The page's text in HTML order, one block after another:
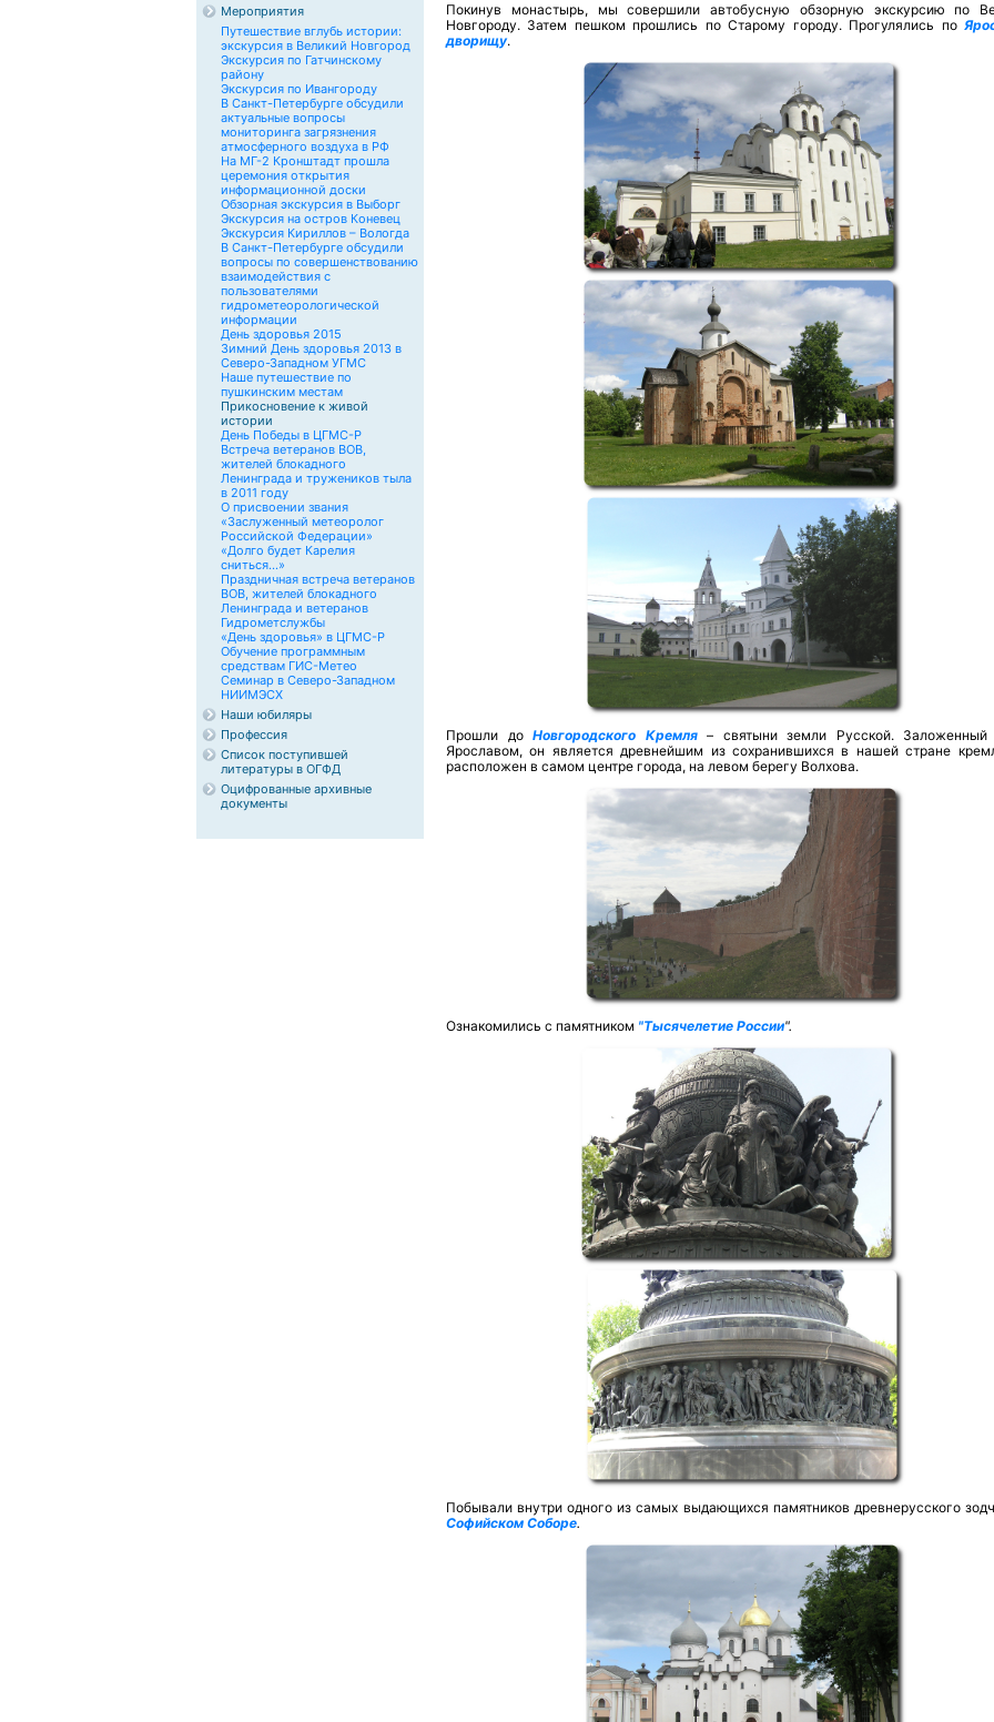
Мероприятия
Путешествие вглубь истории:
экскурсия в Великий Новгород
Экскурсия по Гатчинскому
району
Экскурсия по Ивангороду
В Санкт-Петербурге обсудили
актуальные вопросы
мониторинга загрязнения
атмосферного воздуха в РФ
На МГ-2 Кронштадт прошла
церемония открытия
информационной доски
Обзорная экскурсия в Выборг
Экскурсия на остров Коневец
Экскурсия Кириллов – Вологда
В Санкт-Петербурге обсудили
вопросы по совершенствованию
взаимодействия с
пользователями
гидрометеорологической
информации
День здоровья 2015
Зимний День здоровья 2013 в
Северо-Западном УГМС
Наше путешествие по
пушкинским местам
Прикосновение к живой
истории
День Победы в ЦГМС-Р
Встреча ветеранов ВОВ,
жителей блокадного
Ленинграда и тружеников тыла
в 2011 году
О присвоении звания
«Заслуженный метеоролог
Российской Федерации»
«Долго будет Карелия
сниться…»
Праздничная встреча ветеранов
ВОВ, жителей блокадного
Ленинграда и ветеранов
Гидрометслужбы
«День здоровья» в ЦГМС-Р
Обучение программным
средствам ГИС-Метео
Семинар в Северо-Западном
НИИМЭСХ
Наши юбиляры
Профессия
Список поступившей
литературы в ОГФД
Оцифрованные архивные
документы
Покинув монастырь, мы совершили автобусную обзорную экскурсию по
Новгороду. Затем пешком прошлись по Старому городу. Прогулялись по
дворищу.
Прошли доНовгородского Кремля– святыни земли Русской. Заложенный
Ярославом, он является древнейшим из сохранившихся в нашей стране
расположен в самом центре города, на левом берегу Волхова.
Ознакомились с памятником "Тысячелетие России".
Побывали внутри одного из самых выдающихся памятников древнерусского
Софийском Соборе.